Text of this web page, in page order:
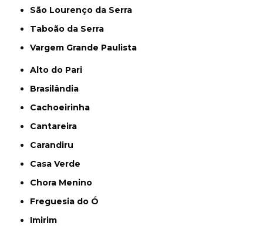
São Lourenço da Serra
Taboão da Serra
Vargem Grande Paulista
Alto do Pari
Brasilândia
Cachoeirinha
Cantareira
Carandiru
Casa Verde
Chora Menino
Freguesia do Ó
Imirim